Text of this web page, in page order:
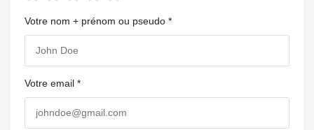
Votre nom + prénom ou pseudo *
Votre email *